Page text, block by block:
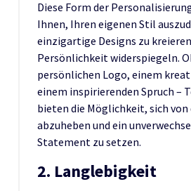
Diese Form der
Ihnen, Ihren eigenen Stil
einzigartige Designs zu
Persönlichkeit widerspiegeln.
persönlichen Logo, einem
einem inspirierenden Spruch –
bieten die Möglichkeit, sich von
abzuheben und ein
Statement zu setzen.
2. Langlebigkeit